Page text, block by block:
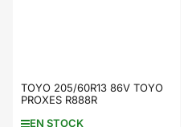
TOYO 205/60R13 86V TOYO
PROXES R888R
EN STOCK